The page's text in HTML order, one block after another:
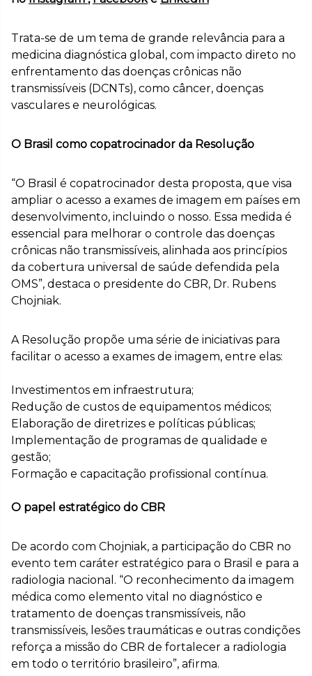
Trata-se de um tema de grande relevância para a
medicina diagnóstica global, com impacto direto no
enfrentamento das doenças crônicas não
transmissíveis (DCNTs), como câncer, doenças
vasculares e neurológicas.
O Brasil como copatrocinador da Resolução
“O Brasil é copatrocinador desta proposta, que visa
ampliar o acesso a exames de imagem em países em
desenvolvimento, incluindo o nosso. Essa medida é
essencial para melhorar o controle das doenças
crônicas não transmissíveis, alinhada aos princípios
da cobertura universal de saúde defendida pela
OMS”, destaca o presidente do CBR, Dr. Rubens
Chojniak.
A Resolução propõe uma série de iniciativas para
facilitar o acesso a exames de imagem, entre elas:
Investimentos em infraestrutura;
Redução de custos de equipamentos médicos;
Elaboração de diretrizes e políticas públicas;
Implementação de programas de qualidade e
gestão;
Formação e capacitação profissional contínua.
O papel estratégico do CBR
De acordo com Chojniak, a participação do CBR no
evento tem caráter estratégico para o Brasil e para a
radiologia nacional. “O reconhecimento da imagem
médica como elemento vital no diagnóstico e
tratamento de doenças transmissíveis, não
transmissíveis, lesões traumáticas e outras condições
reforça a missão do CBR de fortalecer a radiologia
em todo o território brasileiro”, afirma.